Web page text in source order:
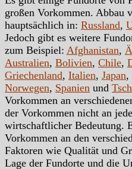
großen Vorkommen. Abbau
hauptsächlich in: Russland,
Jedoch gibt es weitere
zum Beispiel: Afghanistan,
Australien, Bolivien, Chile,
Griechenland, Italien, Japan,
Norwegen, Spanien und
Vorkommen an
der Vorkommen nicht an
wirtschaftlicher Bedeutung.
Vorkommen an den
Faktoren wie Qualität und
Lage der Fundorte und die